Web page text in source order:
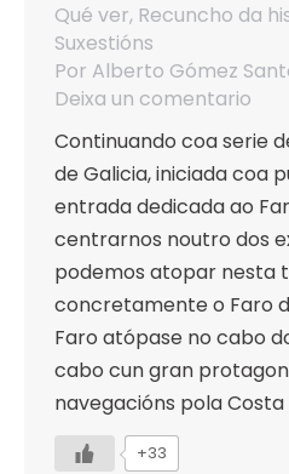
Qué ver, Recuncho da
Suxestións
Por Alberto Gómez
Deixa un comentario
Continuando coa serie
de Galicia, iniciada coa
entrada dedicada ao
centrarnos noutro dos
podemos atopar nesta
concretamente o Faro
Faro atópase no cabo
cabo cun gran
navegacións pola Costa
+33